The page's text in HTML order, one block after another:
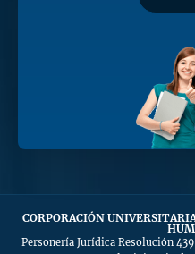
CORPORACIÓN
Personería Jurídica Resolución